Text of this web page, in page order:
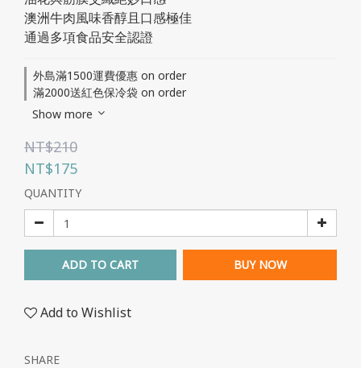
澳洲牛肉風味香醇且口感極佳
通過多項食品安全認證
外島滿1500運費優惠 on order
滿2000送紅色保冷袋 on order
Show more
NT$210
NT$175
QUANTITY
ADD TO CART BUY NOW
Add to Wishlist
SHARE